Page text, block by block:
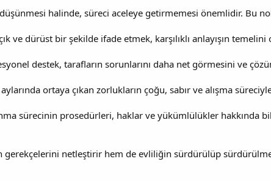
halinde, süreci aceleye getirmemesi önemlidir. Bu
ve dürüst bir şekilde ifade etmek, karşılıklı anlayışın temelini
destek, tarafların sorunlarını daha net görmesini ve
ortaya çıkan zorlukların çoğu, sabır ve alışma
sürecinin prosedürleri, haklar ve yükümlülükler hakkında
gerekçelerini netleştirir hem de evliliğin sürdürülüp